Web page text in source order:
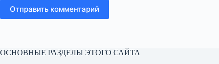
Отправить комментарий
ОСНОВНЫЕ РАЗДЕЛЫ ЭТОГО САЙТА